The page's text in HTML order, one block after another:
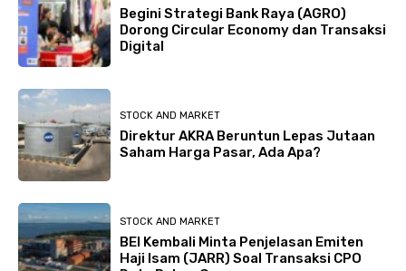
Begini Strategi Bank Raya (AGRO)
Dorong Circular Economy dan Transaksi
Digital
STOCK AND MARKET
Direktur AKRA Beruntun Lepas Jutaan
Saham Harga Pasar, Ada Apa?
STOCK AND MARKET
BEI Kembali Minta Penjelasan Emiten
Haji Isam (JARR) Soal Transaksi CPO